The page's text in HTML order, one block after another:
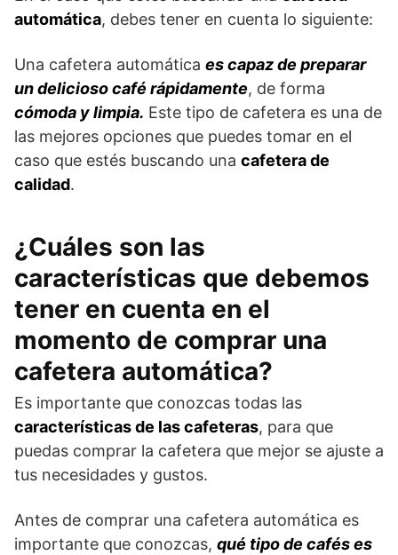
automática, debes tener en cuenta lo siguiente:
Una cafetera automática es capaz de preparar
un delicioso café rápidamente, de forma
cómoda y limpia. Este tipo de cafetera es una de
las mejores opciones que puedes tomar en el
caso que estés buscando una cafetera de
calidad.
¿Cuáles son las
características que debemos
tener en cuenta en el
momento de comprar una
cafetera automática?
Es importante que conozcas todas las
características de las cafeteras, para que
puedas comprar la cafetera que mejor se ajuste a
tus necesidades y gustos.
Antes de comprar una cafetera automática es
importante que conozcas, qué tipo de cafés es